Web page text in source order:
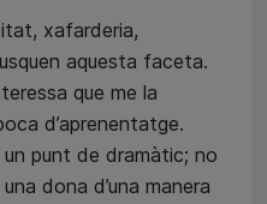
xafarderia,
aquesta faceta.
que me la
d’aprenentatge.
un punt de dramàtic; no
dona d’una manera